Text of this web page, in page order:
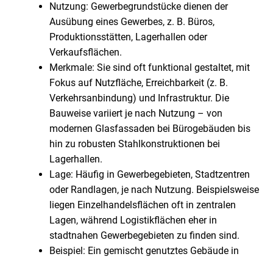
Nutzung: Gewerbegrundstücke dienen der
Ausübung eines Gewerbes, z. B. Büros,
Produktionsstätten, Lagerhallen oder
Verkaufsflächen.
Merkmale: Sie sind oft funktional gestaltet, mit
Fokus auf Nutzfläche, Erreichbarkeit (z. B.
Verkehrsanbindung) und Infrastruktur. Die
Bauweise variiert je nach Nutzung – von
modernen Glasfassaden bei Bürogebäuden bis
hin zu robusten Stahlkonstruktionen bei
Lagerhallen.
Lage: Häufig in Gewerbegebieten, Stadtzentren
oder Randlagen, je nach Nutzung. Beispielsweise
liegen Einzelhandelsflächen oft in zentralen
Lagen, während Logistikflächen eher in
stadtnahen Gewerbegebieten zu finden sind.
Beispiel: Ein gemischt genutztes Gebäude in